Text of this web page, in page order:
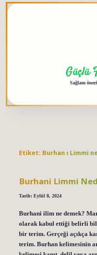
Güçlü
Sağlam
Etiket: Burhan ı Limmi
Burhani Limmi
Tarih: Eylül 8, 2024
Burhani ilim ne demek?
olarak kabul ettiği belirli
bir terim. Gerçeği açıkça
terim. Burhan kelimesinin